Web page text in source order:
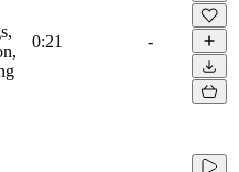
0:21 -